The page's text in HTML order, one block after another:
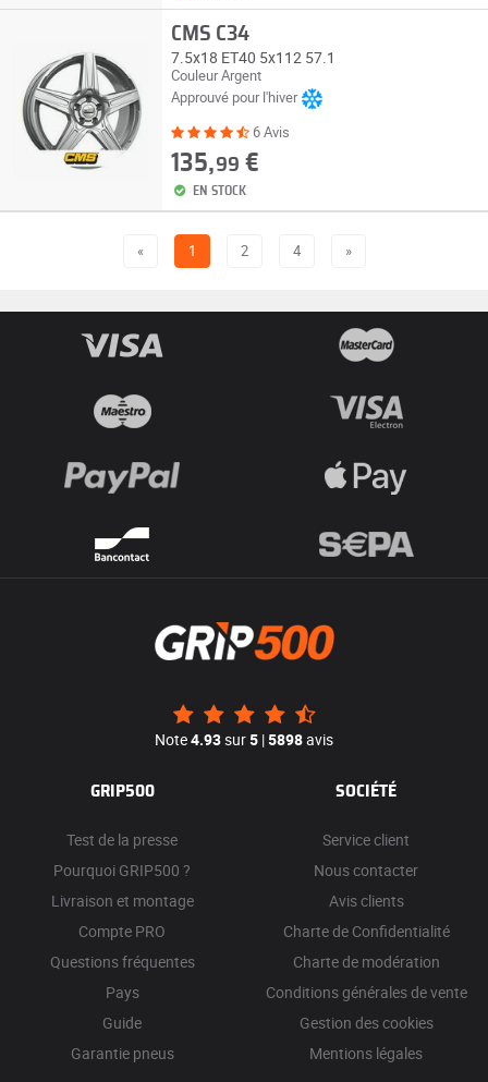
CMS C34
7.5x18 ET40 5x112 57.1
Couleur Argent
Approuvé pour l'hiver
6 Avis
135,99 €
EN STOCK
« 1 2 4 »
Note4.93sur5 |5898avis
GRIP500
Test de la presse
Pourquoi GRIP500 ?
Livraison et montage
Compte PRO
Questions fréquentes
Pays
Guide
Garantie pneus
SOCIÉTÉ
Service client
Nous contacter
Avis clients
Charte de Confidentialité
Charte de modération
Conditions générales de vente
Gestion des cookies
Mentions légales